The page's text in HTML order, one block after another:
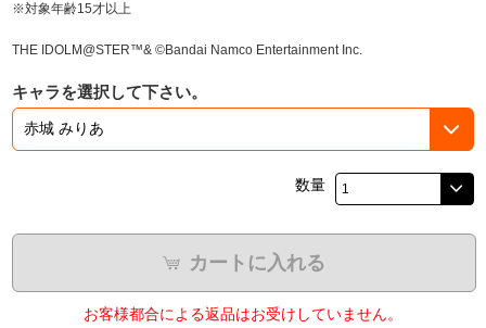
ラブライブ！スーパースター!!
モフモフパレード
※対象年齢15才以上
THE IDOLM@STER™& ©Bandai Namco Entertainment Inc.
キャラを選択して下さい。
数量
カートに入れる
お客様都合による返品はお受けしていません。